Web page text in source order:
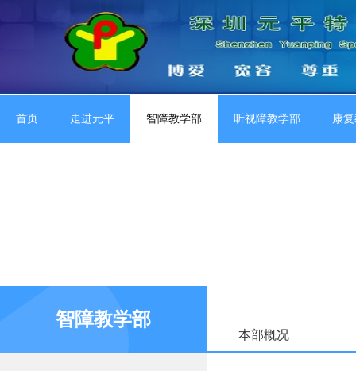
首页 走进元平 智障教学部 听视障教学部 康
智障教学部
本部概况